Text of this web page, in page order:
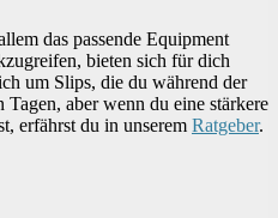
das passende Equipment
bieten sich für dich
um Slips, die du während der
aber wenn du eine stärkere
erfährst du in unserem Ratgeber.